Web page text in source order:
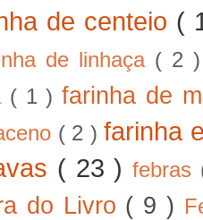
de centeio (
de linhaça ( 2
( 1 )farinha de
( 2 )farinha
( 23 ) febras
do Livro ( 9 )